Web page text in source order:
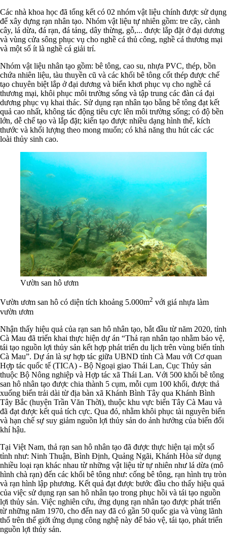
Các nhà khoa học đã tổng kết có 02 nhóm vật liệu chính được sử dụng
để xây dựng rạn nhân tạo. Nhóm vật liệu tự nhiên gồm: tre cây, cành
cây, lá dừa, đá rạn, đá tảng, dây thừng, gỗ,... được lắp đặt ở đại dương
và vùng cửa sông phục vụ cho nghề cá thủ công, nghề cá thương mại
và một số ít là nghề cá giải trí.
Nhóm vật liệu nhân tạo gồm: bê tông, cao su, nhựa PVC, thép, bồn
chứa nhiên liệu, tàu thuyền cũ và các khối bê tông cốt thép được chế
tạo chuyên biệt lắp ở đại dương và biển khơi phục vụ cho nghề cá
thương mại, khôi phục môi trường sống và tập trung các đàn cá đại
dương phục vụ khai thác. Sử dụng rạn nhân tạo bằng bê tông đạt kết
quả cao nhất, không tác động tiêu cực lên môi trường sống; có độ bền
lớn, dễ chế tạo và lắp đặt; kiến tạo được nhiều dạng hình thể, kích
thước và khối lượng theo mong muốn; có khả năng thu hút các các
loài thủy sinh cao.
Vườn san hô ươm
Vườn ươm san hô có diện tích khoảng 5.000m2 với giá nhựa làm
vườn ươm
Nhận thấy hiệu quả của rạn san hô nhân tạo, bắt đầu từ năm 2020, tỉnh
Cà Mau đã triển khai thực hiện dự án “Thả rạn nhân tạo nhằm bảo vệ,
tái tạo nguồn lợi thủy sản kết hợp phát triển du lịch trên vùng biển tỉnh
Cà Mau”. Dự án là sự hợp tác giữa UBND tỉnh Cà Mau với Cơ quan
Hợp tác quốc tế (TICA) - Bộ Ngoại giao Thái Lan, Cục Thủy sản
thuộc Bộ Nông nghiệp và Hợp tác xã Thái Lan. Với 500 khối bê tông
san hô nhân tạo được chia thành 5 cụm, mỗi cụm 100 khối, được thả
xuống biển trải dài từ địa bàn xã Khánh Bình Tây qua Khánh Bình
Tây Bắc (huyện Trần Văn Thời), thuộc khu vực biển Tây Cà Mau và
đã đạt được kết quả tích cực. Qua đó, nhằm khôi phục tài nguyên biển
và hạn chế sự suy giảm nguồn lợi thủy sản do ảnh hưởng của biến đổi
khí hậu.
Tại Việt Nam, thả rạn san hô nhân tạo đã được thực hiện tại một số
tỉnh như: Ninh Thuận, Bình Định, Quảng Ngãi, Khánh Hòa sử dụng
nhiều loại rạn khác nhau từ những vật liệu từ tự nhiên như lá dừa (mô
hình chà rạn) đến các khối bê tông như: cống bê tông, rạn hình trụ tròn
và rạn hình lập phương. Kết quả đạt được bước đầu cho thấy hiệu quả
của việc sử dụng rạn san hô nhân tạo trong phục hồi và tái tạo nguồn
lợi thủy sản. Việc nghiên cứu, ứng dụng rạn nhân tạo được phát triển
từ những năm 1970, cho đến nay đã có gần 50 quốc gia và vùng lãnh
thổ trên thế giới ứng dụng công nghệ này để bảo vệ, tái tạo, phát triển
nguồn lợi thủy sản.